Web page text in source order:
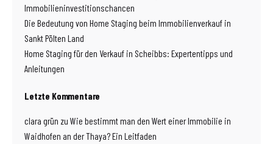
Immobilieninvestitionschancen
Die Bedeutung von Home Staging beim Immobilienverkauf in
Sankt Pölten Land
Home Staging für den Verkauf in Scheibbs: Expertentipps und
Anleitungen
Letzte Kommentare
clara grün zu Wie bestimmt man den Wert einer Immobilie in
Waidhofen an der Thaya? Ein Leitfaden